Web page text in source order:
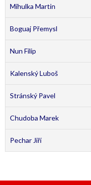
Mihulka Martin
Boguaj Přemysl
Nun Filip
Kalenský Luboš
Stránský Pavel
Chudoba Marek
Pechar Jiří